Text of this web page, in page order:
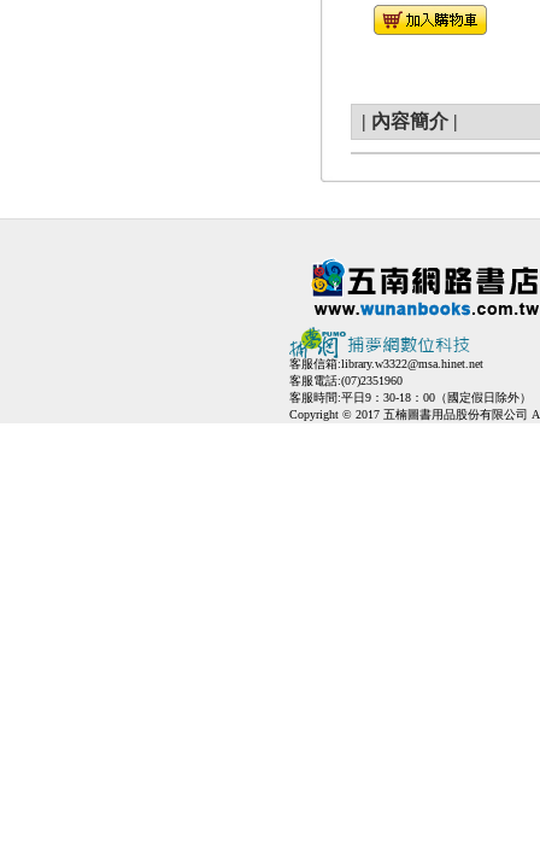
| 內容簡介 |
客服信箱:library.w3322@msa.hinet.net
客服電話:(07)2351960
客服時間:平日9：30-18：00（國定假日除外）
Copyright © 2017 五楠圖書用品股份有限公司